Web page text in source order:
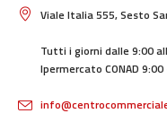
Viale Italia 555, Sesto
Tutti i giorni dalle 9:00
Ipermercato CONAD